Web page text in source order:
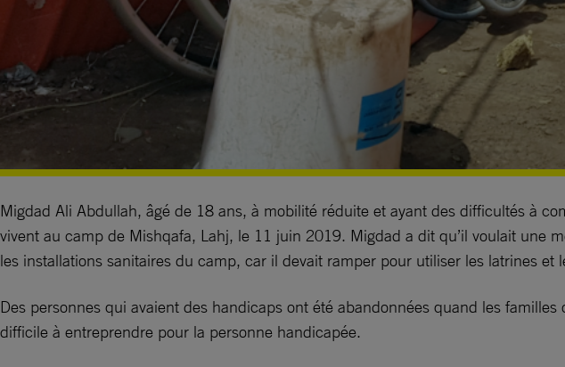
Migdad Ali Abdullah, âgé de 18 ans, à mobilité réduite et ayant des difficultés à
vivent au camp de Mishqafa, Lahj, le 11 juin 2019. Migdad a dit qu’il voulait une
les installations sanitaires du camp, car il devait ramper pour utiliser les latrines
Des personnes qui avaient des handicaps ont été abandonnées quand les
difficile à entreprendre pour la personne handicapée.